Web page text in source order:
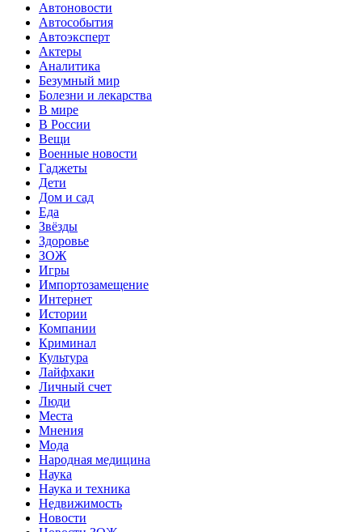
Автоновости
Автособытия
Автоэксперт
Актеры
Аналитика
Безумный мир
Болезни и лекарства
В мире
В России
Вещи
Военные новости
Гаджеты
Дети
Дом и сад
Еда
Звёзды
Здоровье
ЗОЖ
Игры
Импортозамещение
Интернет
Истории
Компании
Криминал
Культура
Лайфхаки
Личный счет
Люди
Места
Мнения
Мода
Народная медицина
Наука
Наука и техника
Недвижимость
Новости